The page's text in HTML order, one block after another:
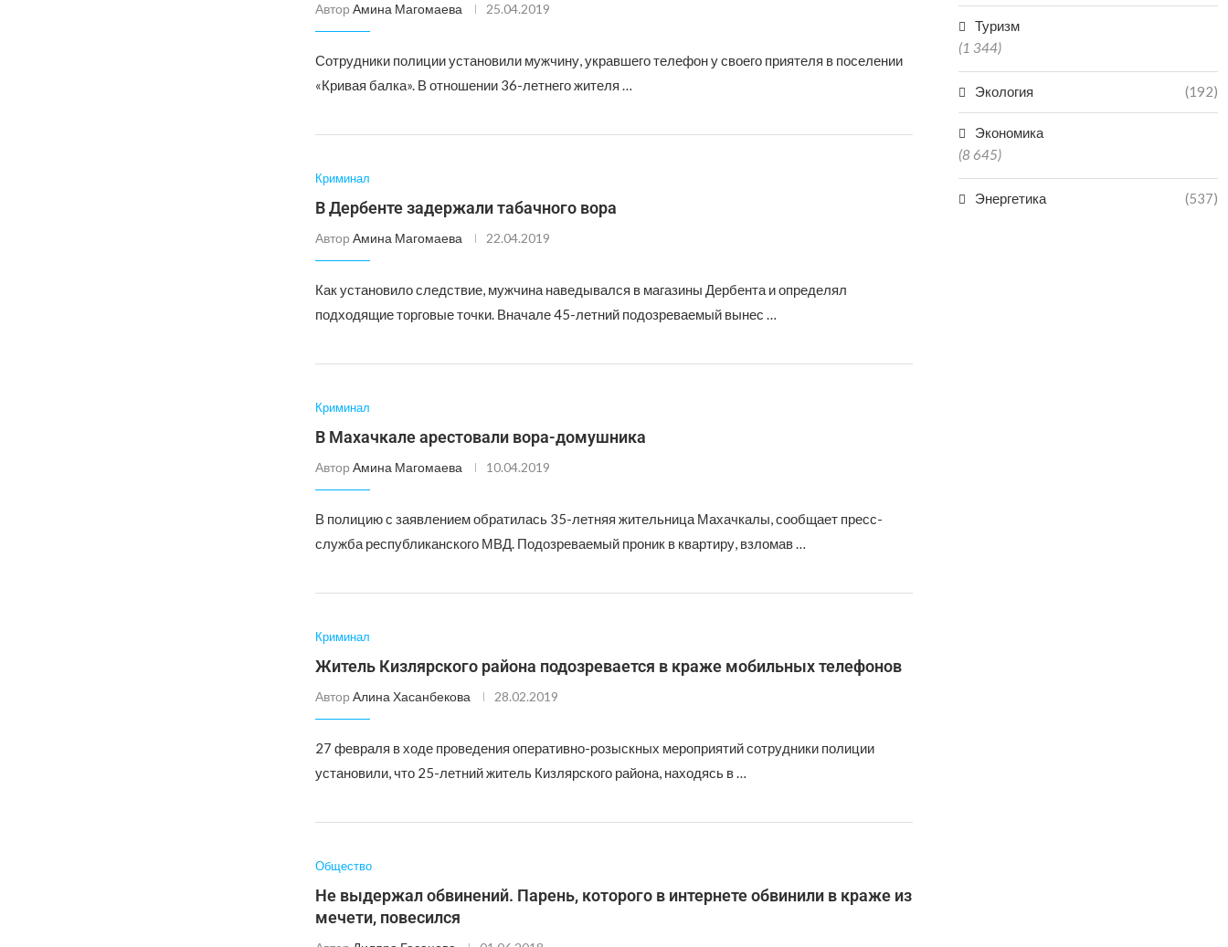
Автор Амина Магомаева 25.04.2019
Сотрудники полиции установили мужчину, укравшего телефон у своего приятеля в поселении
«Кривая балка». В отношении 36-летнего жителя …
Криминал
В Дербенте задержали табачного вора
Автор Амина Магомаева 22.04.2019
Как установило следствие, мужчина наведывался в магазины Дербента и определял
подходящие торговые точки. Вначале 45-летний подозреваемый вынес …
Криминал
В Махачкале арестовали вора-домушника
Автор Амина Магомаева 10.04.2019
В полицию с заявлением обратилась 35-летняя жительница Махачкалы, сообщает пресс-
служба республиканского МВД. Подозреваемый проник в квартиру, взломав …
Криминал
Житель Кизлярского района подозревается в краже мобильных телефонов
Автор Алина Хасанбекова 28.02.2019
27 февраля в ходе проведения оперативно-розыскных мероприятий сотрудники полиции
установили, что 25-летний житель Кизлярского района, находясь в …
Общество
Не выдержал обвинений. Парень, которого в интернете обвинили в краже из
мечети, повесился
Туризм
(1 344)
Экология (192)
Экономика
(8 645)
Энергетика (537)